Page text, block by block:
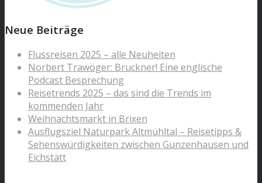
Neue Beiträge
Flussreisen 2025 – alle Neuheiten
Norbert Trawöger: Bruckner! Eine englische
Podcast Besprechung
Reisetrends 2025 – das sind die Trends im
kommenden Jahr
Weihnachtsmarkt in Brixen
Ausflugsziel Naturpark Altmühltal – Reisetipps &
Sehenswürdigkeiten zwischen Gunzenhausen und
Eichstätt